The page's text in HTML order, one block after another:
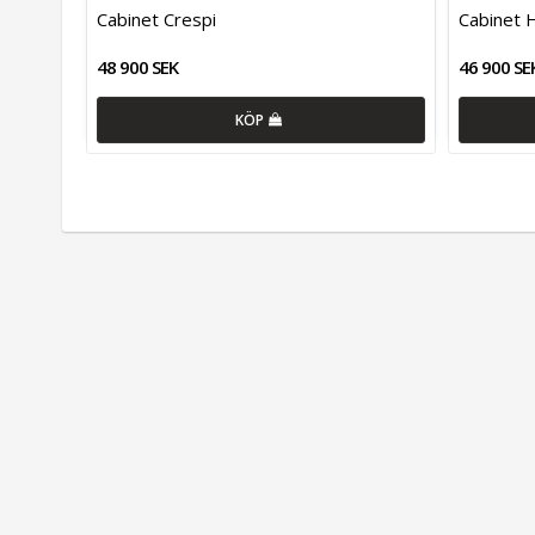
Cabinet Crespi
48 900 SEK
KÖP
Cabinet
46 900